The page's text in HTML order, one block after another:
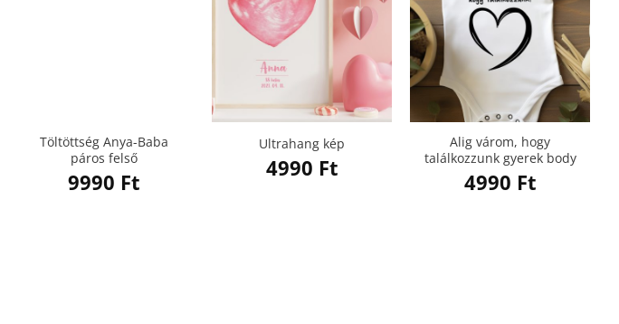
Töltöttség Anya-Baba
páros felső
9990 Ft
Ultrahang kép
4990 Ft
Alig várom, hogy
találkozzunk gyerek body
4990 Ft